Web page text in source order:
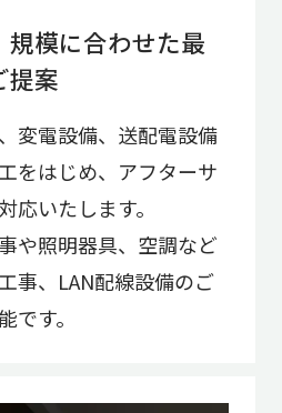
規模に合わせた最
提案
変電設備、送配電設備
をはじめ、アフターサ
応いたします。
や照明器具、空調など
事、LAN配線設備のご
です。